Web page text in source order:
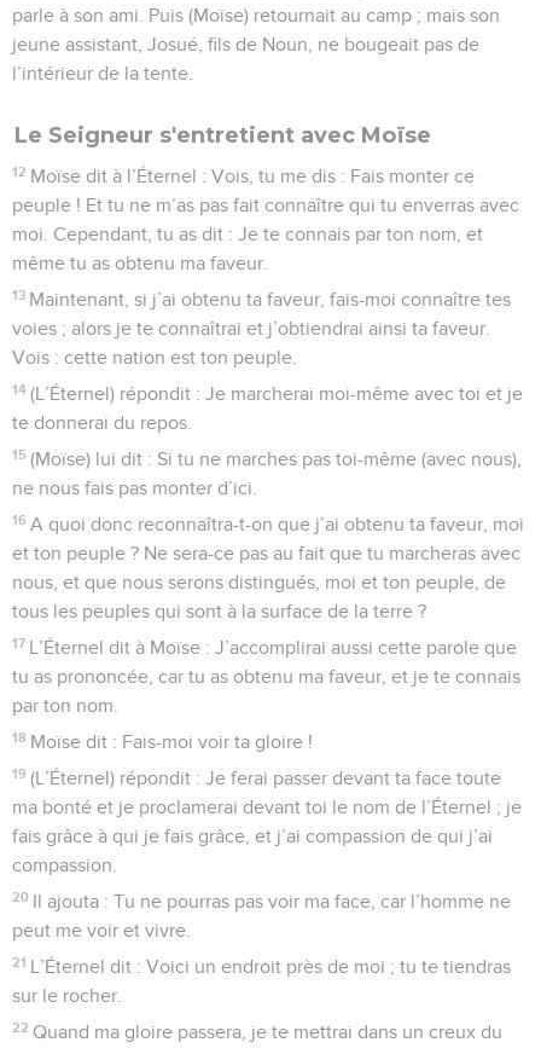
parle à son ami. Puis (Moïse) retournait au camp ; mais son
jeune assistant, Josué, fils de Noun, ne bougeait pas de
l’intérieur de la tente.
Le Seigneur s'entretient avec Moïse
12 Moïse dit à l’Éternel : Vois, tu me dis : Fais monter ce
peuple ! Et tu ne m’as pas fait connaître qui tu enverras avec
moi. Cependant, tu as dit : Je te connais par ton nom, et
même tu as obtenu ma faveur.
13 Maintenant, si j’ai obtenu ta faveur, fais-moi connaître tes
voies ; alors je te connaîtrai et j’obtiendrai ainsi ta faveur.
Vois : cette nation est ton peuple.
14 (L’Éternel) répondit : Je marcherai moi-même avec toi et je
te donnerai du repos.
15 (Moïse) lui dit : Si tu ne marches pas toi-même (avec nous),
ne nous fais pas monter d’ici.
16 A quoi donc reconnaîtra-t-on que j’ai obtenu ta faveur, moi
et ton peuple ? Ne sera-ce pas au fait que tu marcheras avec
nous, et que nous serons distingués, moi et ton peuple, de
tous les peuples qui sont à la surface de la terre ?
17 L’Éternel dit à Moïse : J’accomplirai aussi cette parole que
tu as prononcée, car tu as obtenu ma faveur, et je te connais
par ton nom.
18 Moïse dit : Fais-moi voir ta gloire !
19 (L’Éternel) répondit : Je ferai passer devant ta face toute
ma bonté et je proclamerai devant toi le nom de l’Éternel ; je
fais grâce à qui je fais grâce, et j’ai compassion de qui j’ai
compassion.
20 Il ajouta : Tu ne pourras pas voir ma face, car l’homme ne
peut me voir et vivre.
21 L’Éternel dit : Voici un endroit près de moi ; tu te tiendras
sur le rocher.
22 Quand ma gloire passera, je te mettrai dans un creux du